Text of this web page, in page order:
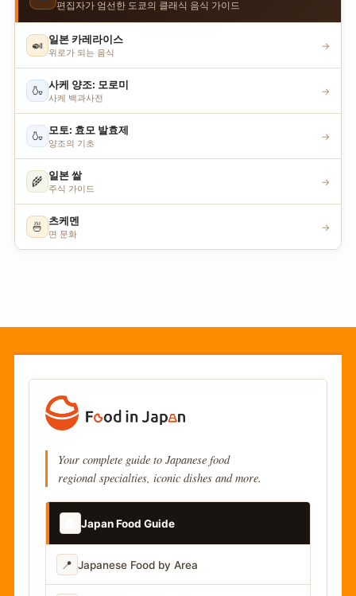
편집자가 엄선한 도쿄의 클래식 음식 가이드
🍛 일본 카레라이스
위로가 되는 음식
→
🍶 사케 양조: 모로미
사케 백과사전
→
🍶 모토: 효모 발효제
양조의 기초
→
🌾 일본 쌀
주식 가이드
→
🍜 츠케멘
면 문화
→
Your complete guide to Japanese food
regional specialties, iconic dishes and more.
Japan Food Guide
📍 Japanese Food by Area